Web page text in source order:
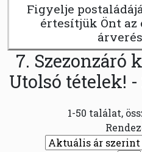
Figyelje
értesítjük Önt az
7. Szezonzáró
Utolsó tételek! -
1-50 találat,